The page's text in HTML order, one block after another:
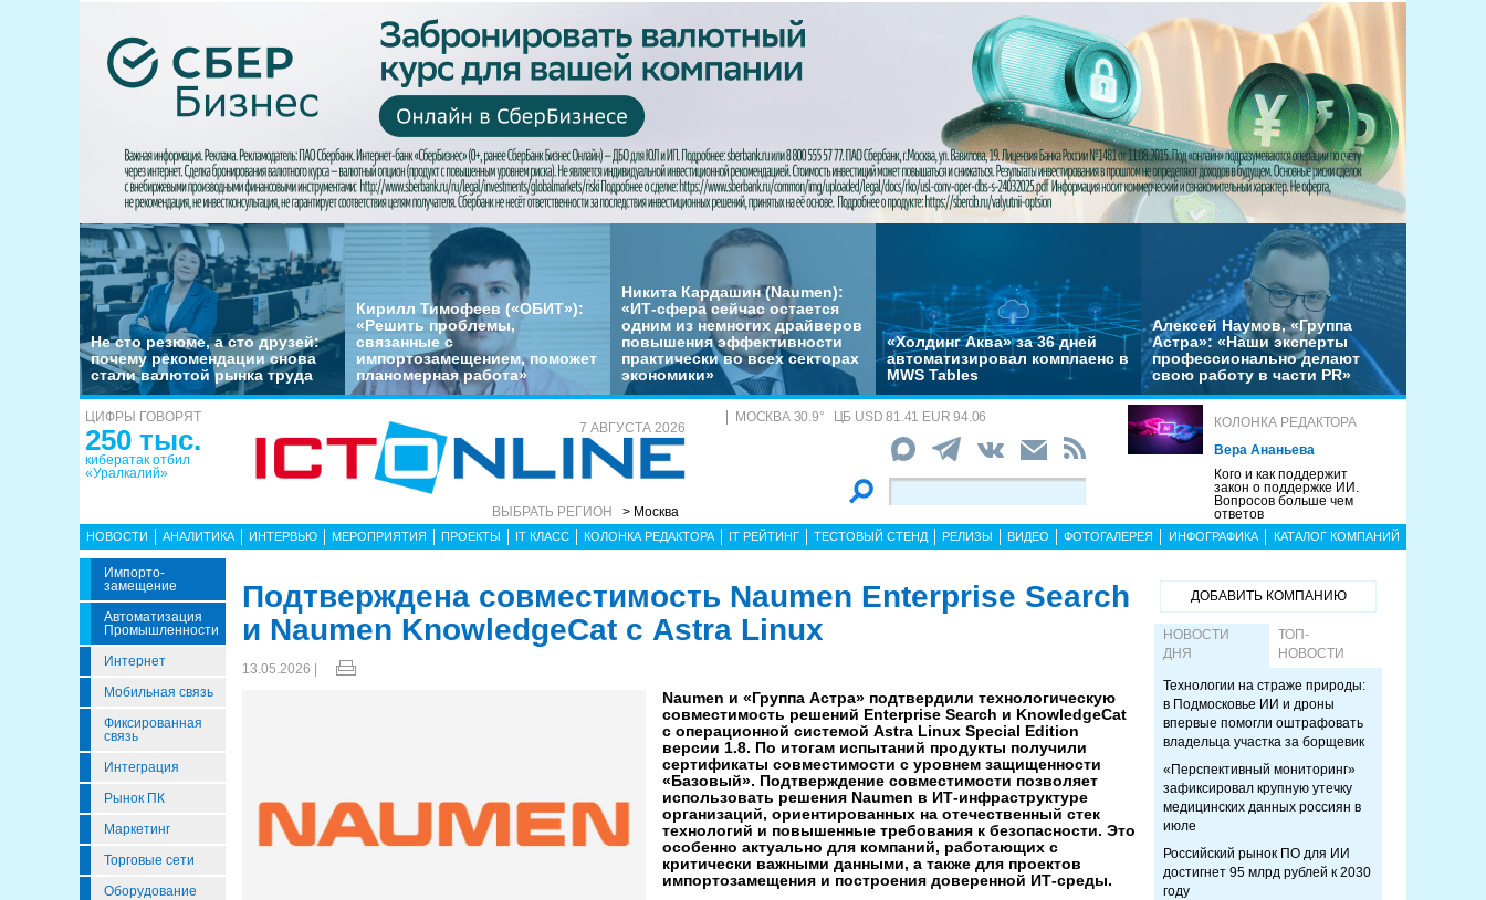
Не сто резюме, а сто друзей:
почему рекомендации снова
стали валютой рынка труда
Кирилл Тимофеев («ОБИТ»):
«Решить проблемы,
связанные с
импортозамещением, поможет
планомерная работа»
Никита Кардашин (Naumen):
«ИТ-сфера сейчас остается
одним из немногих драйверов
повышения эффективности
практически во всех секторах
экономики»
«Холдинг Аква» за 36 дней
автоматизировал комплаенс в
MWS Tables
Алексей Наумов, «Группа
Астра»: «Наши эксперты
профессионально делают
свою работу в части PR»
ЦИФРЫ ГОВОРЯТ
250 тыс.
кибератак отбил
«Уралкалий»
7 АВГУСТА 2026
ВЫБРАТЬ РЕГИОН > Москва
МОСКВА 30.9° ЦБ USD 81.41 EUR 94.06
КОЛОНКА РЕДАКТОРА
Вера Ананьева
Кого и как поддержит
закон о поддержке ИИ.
Вопросов больше чем
ответов
НОВОСТИ АНАЛИТИКА ИНТЕРВЬЮ МЕРОПРИЯТИЯ ПРОЕКТЫ IT КЛАСС КОЛОНКА РЕДАКТОРА IT РЕЙТИНГ ТЕСТОВЫЙ СТЕНД РЕЛИЗЫ ВИДЕО ФОТОГАЛЕРЕЯ ИНФОГРАФИКА КАТАЛОГ КОМПАНИЙ
Импорто­
Замещение
Автоматизация
Промышленности
Интернет
Мобильная связь
Фиксированная
связь
Интеграция
Рынок ПК
Маркетинг
Торговые сети
Оборудование
Подтверждена совместимость Naumen Enterprise Search
и Naumen KnowledgeCat с Astra Linux
13.05.2026 |
Naumen и «Группа Астра» подтвердили технологическую
совместимость решений Enterprise Search и KnowledgeCat
с операционной системой Astra Linux Special Edition
версии 1.8. По итогам испытаний продукты получили
сертификаты совместимости с уровнем защищенности
«Базовый». Подтверждение совместимости позволяет
использовать решения Naumen в ИТ-инфраструктуре
организаций, ориентированных на отечественный стек
технологий и повышенные требования к безопасности. Это
особенно актуально для компаний, работающих с
критически важными данными, а также для проектов
импортозамещения и построения доверенной ИТ-среды.
ДОБАВИТЬ КОМПАНИЮ
НОВОСТИ
ДНЯ
ТОП-
НОВОСТИ
Технологии на страже природы:
в Подмосковье ИИ и дроны
впервые помогли оштрафовать
владельца участка за борщевик
«Перспективный мониторинг»
зафиксировал крупную утечку
медицинских данных россиян в
июле
Российский рынок ПО для ИИ
достигнет 95 млрд рублей к 2030
году